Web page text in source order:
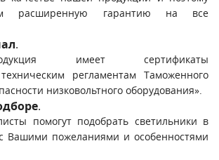
расширенную гарантию на все
.
имеет сертификаты
техническим регламентам Таможенного
низковольтного оборудования».
.
помогут подобрать светильники в
с Вашими пожеланиями и особенностями